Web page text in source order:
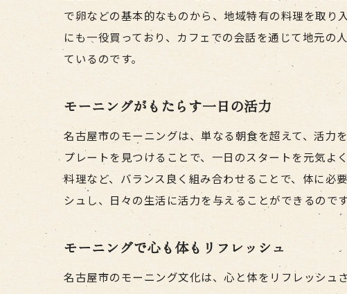
で卵などの基本的なものから、地域特有の料理を取り
にも一役買っており、カフェでの会話を通じて地元の
ているのです。
モーニングがもたらす一日の活力
名古屋市のモーニングは、単なる朝食を超えて、活力
プレートを見つけることで、一日のスタートを元気よ
料理など、バランス良く組み合わせることで、体に必
シュし、日々の生活に活力を与えることができるのです
モーニングで心も体もリフレッシュ
名古屋市のモーニング文化は、心と体をリフレッシュ